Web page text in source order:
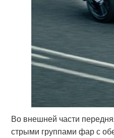
Во внешней части
стрыми группами фар с